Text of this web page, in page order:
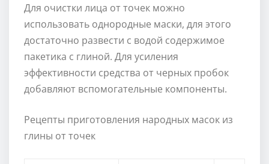
Для очистки лица от точек можно
использовать однородные маски, для этого
достаточно развести с водой содержимое
пакетика с глиной. Для усиления
эффективности средства от черных пробок
добавляют вспомогательные компоненты.
Рецепты приготовления народных масок из
глины от точек